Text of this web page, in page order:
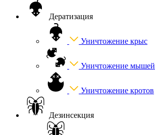
Дератизация
Уничтожение крыс
Уничтожение мышей
Уничтожение кротов
Дезинсекция